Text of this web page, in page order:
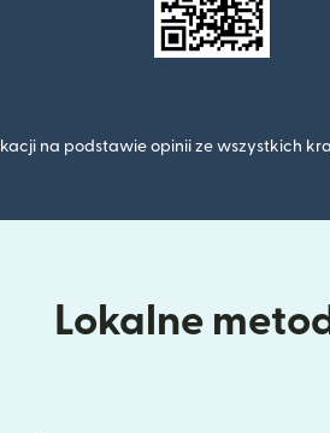
na podstawie opinii ze wszystkich
Lokalne